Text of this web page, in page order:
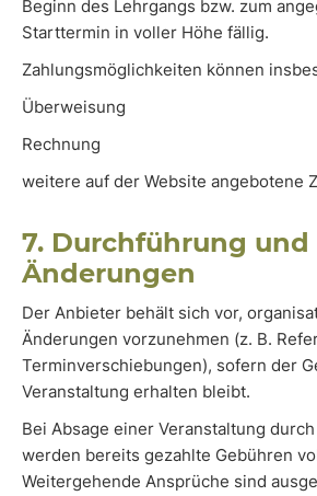
Beginn des Lehrgangs bzw. zum
Starttermin in voller Höhe fällig.
Zahlungsmöglichkeiten können
Überweisung
Rechnung
weitere auf der Website angebotene
7. Durchführung und
Änderungen
Der Anbieter behält sich vor,
Änderungen vorzunehmen (z. B.
Terminverschiebungen), sofern der
Veranstaltung erhalten bleibt.
Bei Absage einer Veranstaltung
werden bereits gezahlte Gebühren
Weitergehende Ansprüche sind